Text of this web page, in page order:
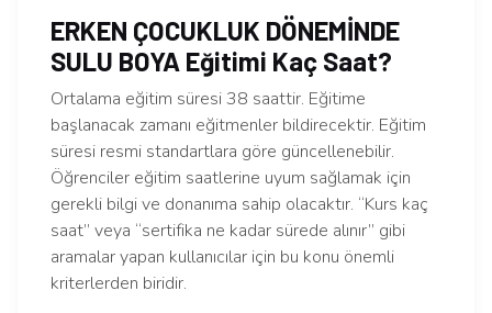
ERKEN ÇOCUKLUK DÖNEMİNDE
SULU BOYA Eğitimi Kaç Saat?
Ortalama eğitim süresi 38 saattir. Eğitime
başlanacak zamanı eğitmenler bildirecektir. Eğitim
süresi resmi standartlara göre güncellenebilir.
Öğrenciler eğitim saatlerine uyum sağlamak için
gerekli bilgi ve donanıma sahip olacaktır. “Kurs kaç
saat” veya “sertifika ne kadar sürede alınır” gibi
aramalar yapan kullanıcılar için bu konu önemli
kriterlerden biridir.